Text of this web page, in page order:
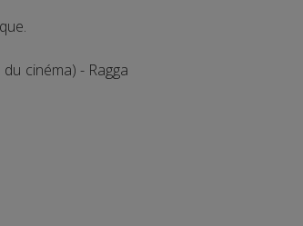
cinéma) - Ragga